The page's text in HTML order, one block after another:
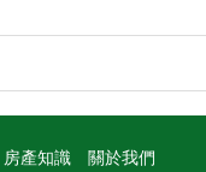
房產知識
關於我們